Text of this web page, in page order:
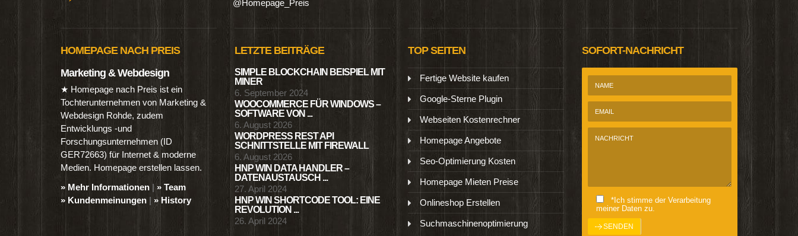
@Homepage_Preis
HOMEPAGE NACH PREIS
Marketing & Webdesign
★ Homepage nach Preis ist ein
Tochterunternehmen von Marketing &
Webdesign Rohde, zudem
Entwicklungs -und
Forschungsunternehmen (ID
GER72663) für Internet & moderne
Medien. Homepage erstellen lassen.
» Mehr Informationen | » Team
» Kundenmeinungen | » History
LETZTE BEITRÄGE
SIMPLE BLOCKCHAIN BEISPIEL MIT
MINER
6. September 2024
WOOCOMMERCE FÜR WINDOWS –
SOFTWARE VON ...
6. August 2026
WORDPRESS REST API
SCHNITTSTELLE MIT FIREWALL
6. August 2026
HNP WIN DATA HANDLER –
DATENAUSTAUSCH ...
27. April 2024
HNP WIN SHORTCODE TOOL: EINE
REVOLUTION ...
26. April 2024
TOP SEITEN
Fertige Website kaufen
Google-Sterne Plugin
Webseiten Kostenrechner
Homepage Angebote
Seo-Optimierung Kosten
Homepage Mieten Preise
Onlineshop Erstellen
Suchmaschinenoptimierung
SOFORT-NACHRICHT
*Ich stimme der Verarbeitung
meiner Daten zu.